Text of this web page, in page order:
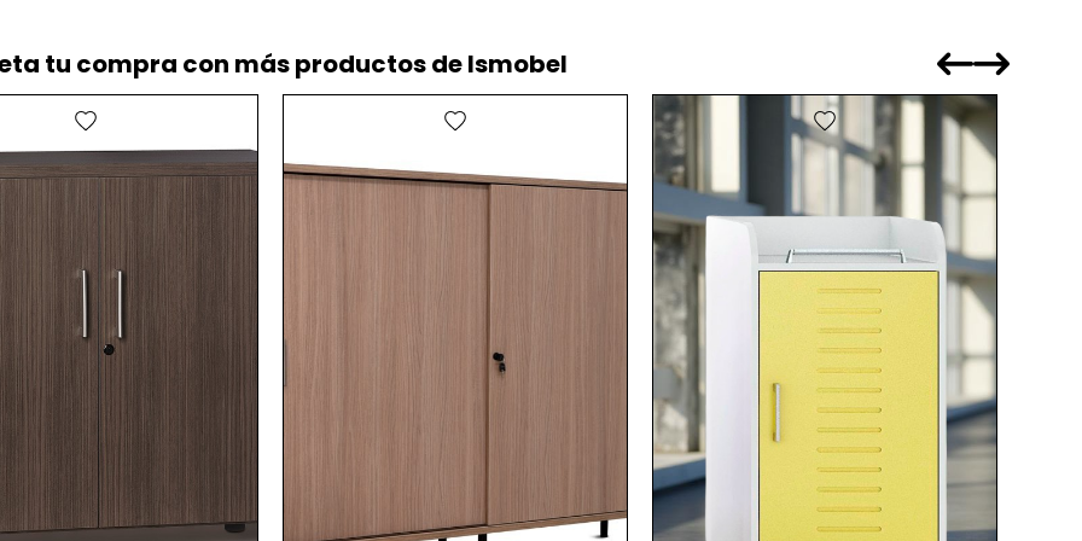
tu compra con más productos de Ismobel
favorite favorite favorite